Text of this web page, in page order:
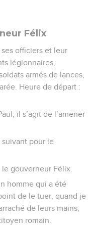
Félix
officiers et leur
légionnaires,
armés de lances,
Heure de départ :
il s’agit de l’amener
pour le
gouverneur Félix.
homme qui a été
de le tuer, quand je
de leurs mains,
romain.